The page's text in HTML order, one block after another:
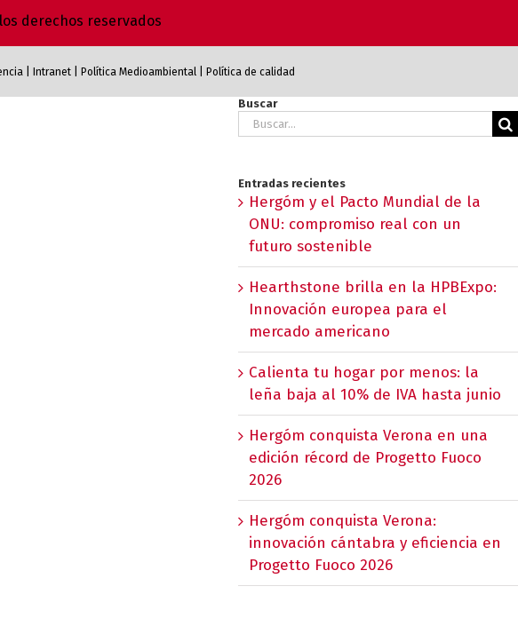
derechos reservados
Intranet Política Medioambiental Política de calidad
Buscar
Buscar:
Entradas recientes
Hergóm y el Pacto Mundial de la
ONU: compromiso real con un
futuro sostenible
Hearthstone brilla en la HPBExpo:
Innovación europea para el
mercado americano
Calienta tu hogar por menos: la
leña baja al 10% de IVA hasta junio
Hergóm conquista Verona en una
edición récord de Progetto Fuoco
2026
Hergóm conquista Verona:
innovación cántabra y eficiencia en
Progetto Fuoco 2026